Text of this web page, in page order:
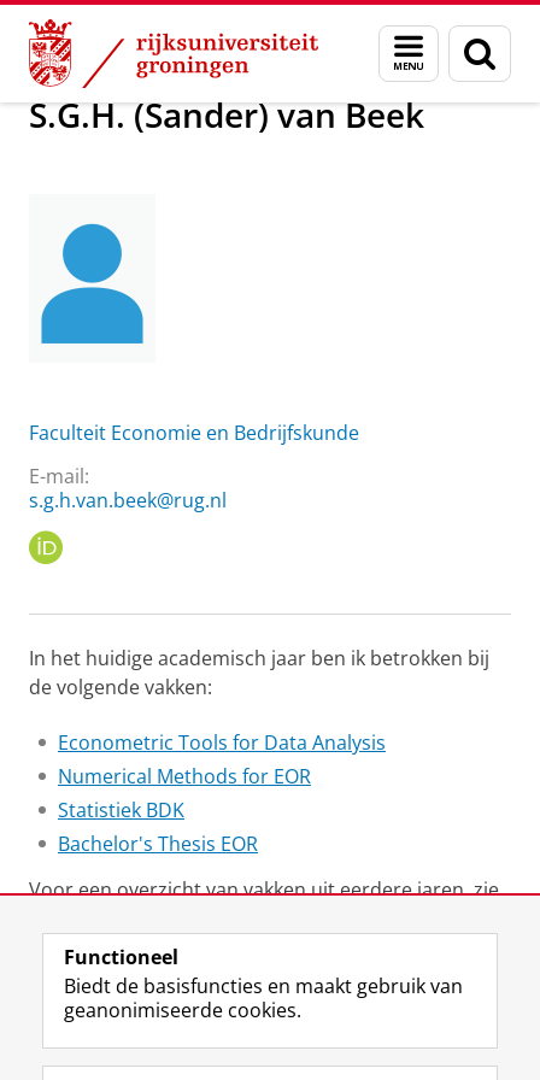
Skip
Content
Skip
Navigation
Menu
en
zoeken
Over ons S.G.H. (Sander) van Beek
S.G.H. (Sander) van Beek
Faculteit Economie en Bedrijfskunde
E-mail:
s.g.h.van.beek@rug.nl
I
In het huidige academisch jaar ben ik betrokken bij
de volgende vakken:
Econometric Tools for Data Analysis
Numerical Methods for EOR
Statistiek BDK
Bachelor's Thesis EOR
Voor een overzicht van vakken uit eerdere jaren, zie
Laatst gewijzigd: 09 maart 2026 13:10
Volg de RUG
F
L
R I
Y
Functioneel
Biedt de basisfuncties en maakt gebruik van
geanonimiseerde cookies.